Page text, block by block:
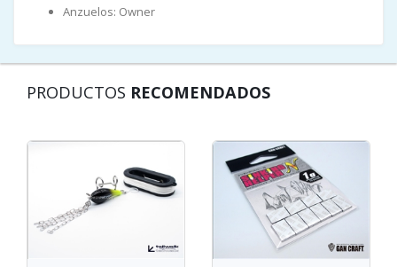
Anzuelos: Owner
PRODUCTOS RECOMENDADOS